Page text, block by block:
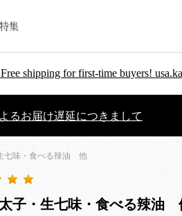
特集
shipping for first-time buyers!
るお届け遅延につきまして
七味・食べる辣油 他
子・生七味・食べる辣油